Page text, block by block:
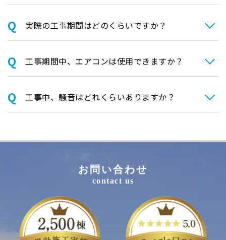
実際の⼯事期間はどのくらいですか？
⼯事期間中、エアコンは使⽤できますか？
⼯事中、騒⾳はどれくらいありますか？
お問い合わせ
contact us